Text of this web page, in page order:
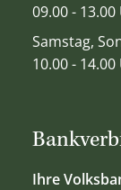
Ihre
09.00 -
Samstag,
10.00 -